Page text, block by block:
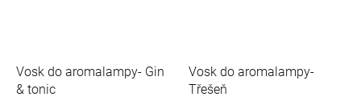
Vosk do aromalampy- Gin
& tonic
Vosk do aromalampy-
Třešeň